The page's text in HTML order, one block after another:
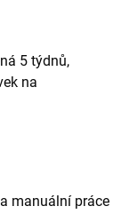
5 týdnů,
na
manuální práce